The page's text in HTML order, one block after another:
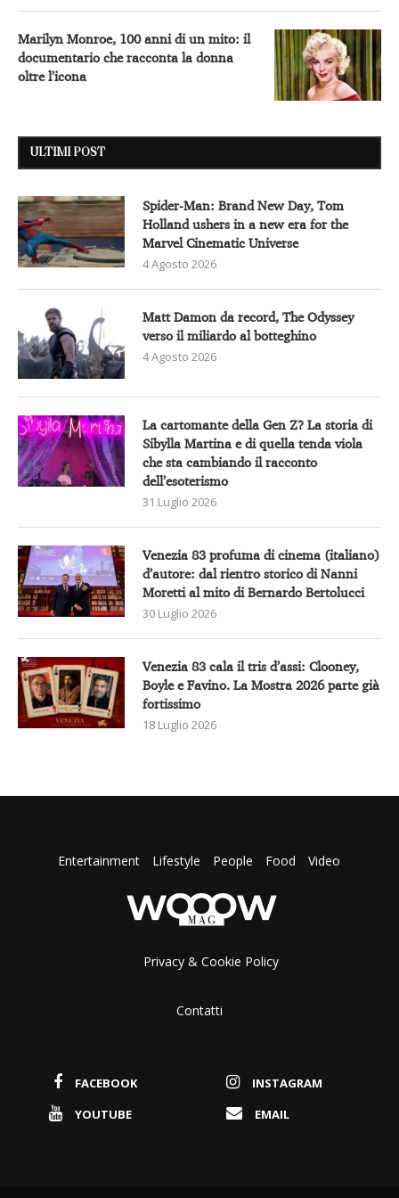
Marilyn Monroe, 100 anni di un mito: il
documentario che racconta la donna
oltre l’icona
ULTIMI POST
Spider-Man: Brand New Day, Tom
Holland ushers in a new era for the
Marvel Cinematic Universe
4 Agosto 2026
Matt Damon da record, The Odyssey
verso il miliardo al botteghino
4 Agosto 2026
La cartomante della Gen Z? La storia di
Sibylla Martina e di quella tenda viola
che sta cambiando il racconto
dell’esoterismo
31 Luglio 2026
Venezia 83 profuma di cinema (italiano)
d’autore: dal rientro storico di Nanni
Moretti al mito di Bernardo Bertolucci
30 Luglio 2026
Venezia 83 cala il tris d’assi: Clooney,
Boyle e Favino. La Mostra 2026 parte già
fortissimo
18 Luglio 2026
Entertainment Lifestyle People Food Video
Privacy & Cookie Policy
Contatti
FACEBOOK
INSTAGRAM
YOUTUBE
EMAIL